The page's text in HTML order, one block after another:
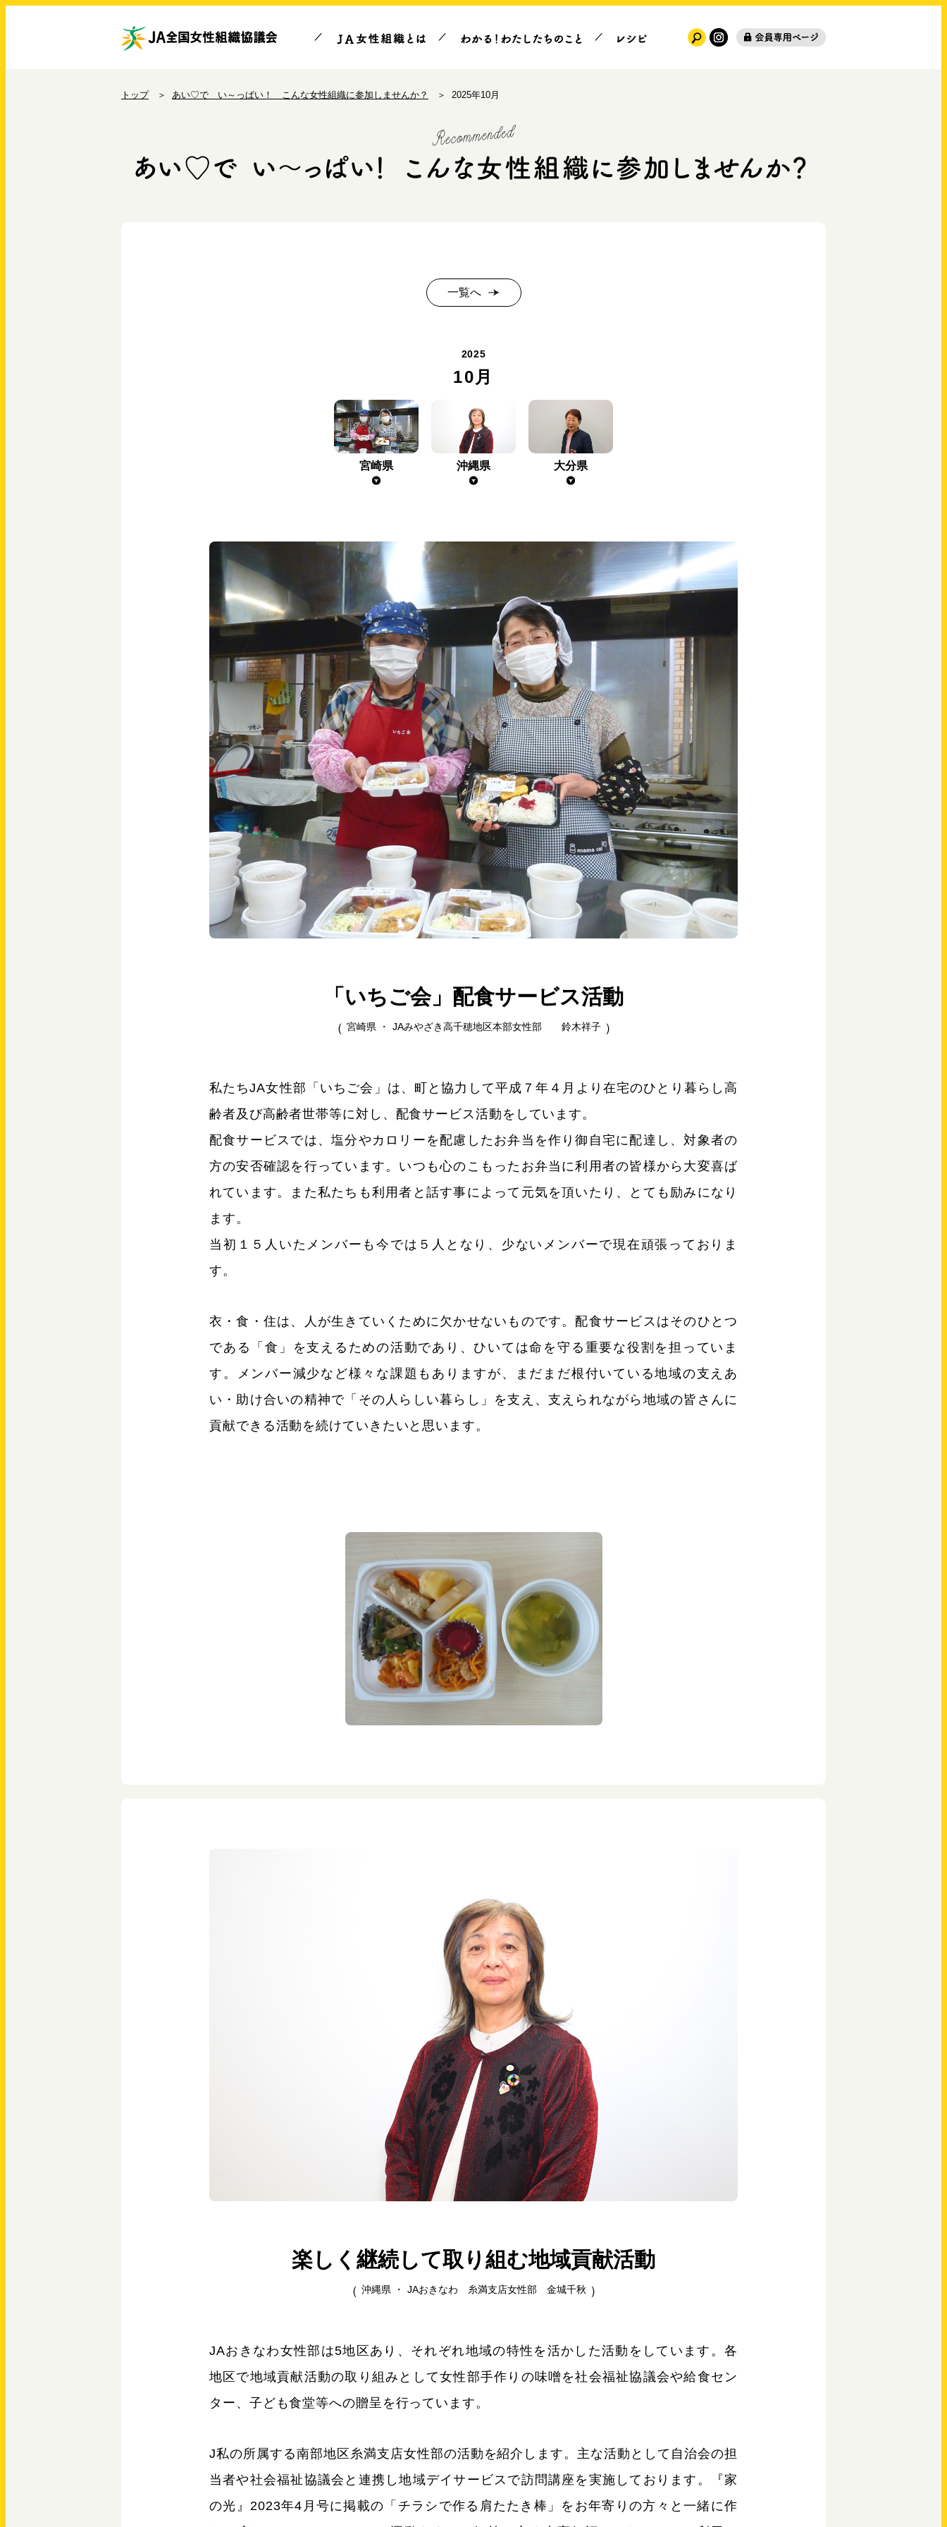
トップ あい♡で い～っぱい！ こんな女性組織に参加しませんか？ 2025年10月
一覧へ
2025
10月
宮崎県 沖縄県 大分県
「いちご会」配食サービス活動
宮崎県 ・ JAみやざき高千穂地区本部女性部 鈴木祥子
私たちJA女性部「いちご会」は、町と協力して平成７年４月より在宅のひとり暮らし高
齢者及び高齢者世帯等に対し、配食サービス活動をしています。
配食サービスでは、塩分やカロリーを配慮したお弁当を作り御自宅に配達し、対象者の
方の安否確認を行っています。いつも心のこもったお弁当に利用者の皆様から大変喜ば
れています。また私たちも利用者と話す事によって元気を頂いたり、とても励みになり
ます。
当初１５人いたメンバーも今では５人となり、少ないメンバーで現在頑張っておりま
す。
衣・食・住は、人が生きていくために欠かせないものです。配食サービスはそのひとつ
である「食」を支えるための活動であり、ひいては命を守る重要な役割を担っていま
す。メンバー減少など様々な課題もありますが、まだまだ根付いている地域の支えあ
い・助け合いの精神で「その人らしい暮らし」を支え、支えられながら地域の皆さんに
貢献できる活動を続けていきたいと思います。
楽しく継続して取り組む地域貢献活動
沖縄県 ・ JAおきなわ 糸満支店女性部 金城千秋
JAおきなわ女性部は5地区あり、それぞれ地域の特性を活かした活動をしています。各
地区で地域貢献活動の取り組みとして女性部手作りの味噌を社会福祉協議会や給食セン
ター、子ども食堂等への贈呈を行っています。
J私の所属する南部地区糸満支店女性部の活動を紹介します。主な活動として自治会の担
当者や社会福祉協議会と連携し地域デイサービスで訪問講座を実施しております。『家
の光』2023年4月号に掲載の「チラシで作る肩たたき棒」をお年寄りの方々と一緒に作